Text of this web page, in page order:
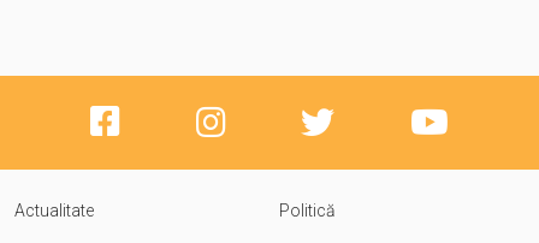
Actualitate Politică